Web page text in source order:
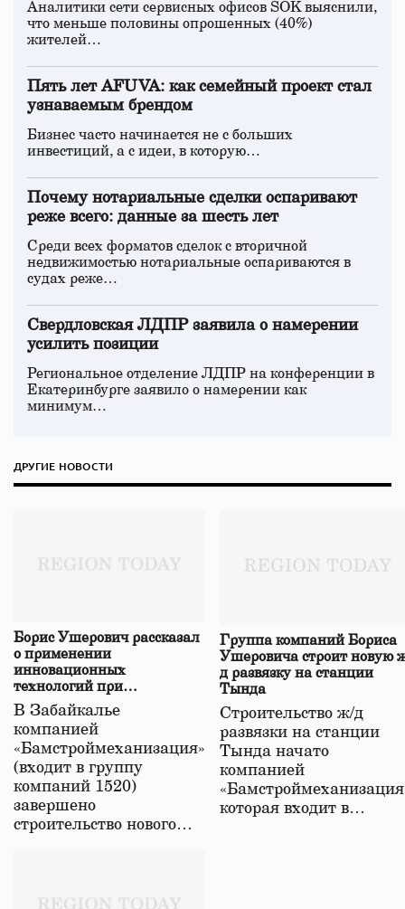
Аналитики сети сервисных офисов SOK выяснили,
что меньше половины опрошенных (40%)
жителей…
Пять лет AFUVA: как семейный проект стал
узнаваемым брендом
Бизнес часто начинается не с больших
инвестиций, а с идеи, в которую…
Почему нотариальные сделки оспаривают
реже всего: данные за шесть лет
Среди всех форматов сделок с вторичной
недвижимостью нотариальные оспариваются в
судах реже…
Свердловская ЛДПР заявила о намерении
усилить позиции
Региональное отделение ЛДПР на конференции в
Екатеринбурге заявило о намерении как
минимум…
ДРУГИЕ НОВОСТИ
Борис Ушерович рассказал
о применении
инновационных
технологий при
строительстве нового моста
в Забайкалье
В Забайкалье
компанией
«Бамстроймеханизация»
(входит в группу
компаний 1520)
завершено
строительство нового…
Группа компаний Бориса
Ушеровича строит новую
д развязку на станции
Тында
Строительство ж/д
развязки на станции
Тында начато
компанией
которая входит в…